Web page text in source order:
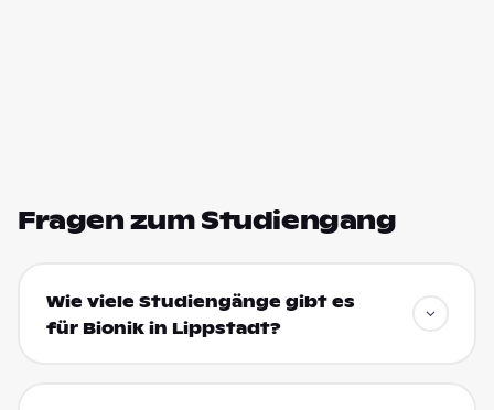
Fragen zum Studiengang
Wie viele Studiengänge gibt es
für Bionik in Lippstadt?